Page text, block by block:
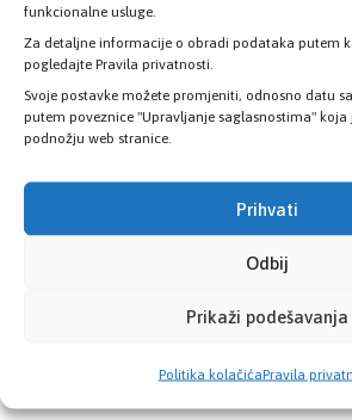
funkcionalne usluge.
Za detaljne informacije o obradi podataka putem
pogledajte Pravila privatnosti.
Svoje postavke možete promjeniti, odnosno datu
putem poveznice "Upravljanje saglasnostima"
podnožju web stranice.
Prihvati
Odbij
Prikaži podešavanja
Politika kolačićaPravila
Poslovnice